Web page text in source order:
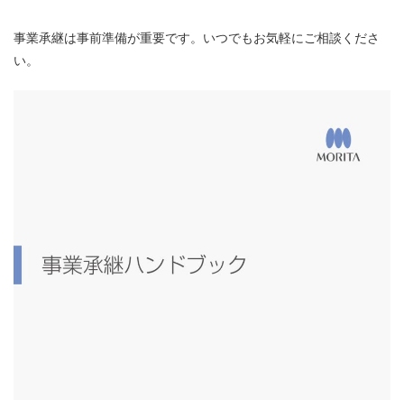
事業承継は事前準備が重要です。いつでもお気軽にご相談くださ
い。